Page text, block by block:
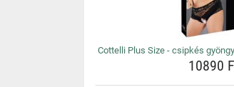
Cottelli Plus Size - csipkés
10890